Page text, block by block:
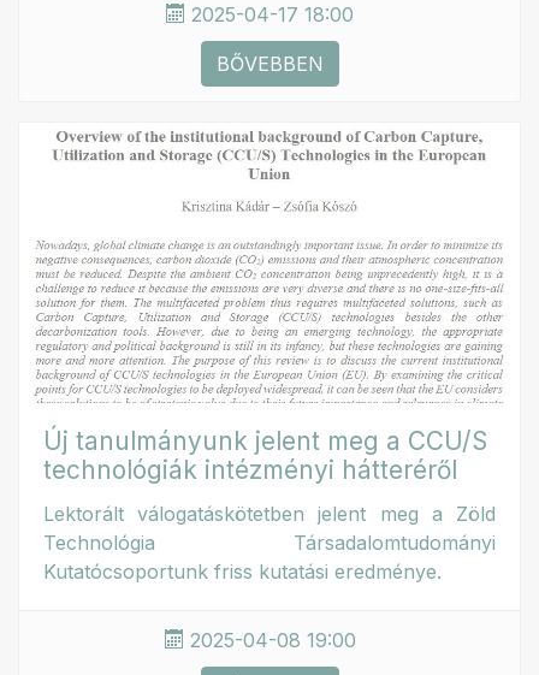
2025-04-17 18:00
BŐVEBBEN
Új tanulmányunk jelent meg a CCU/S
technológiák intézményi hátteréről
Lektorált válogatáskötetben jelent meg a Zöld
Technológia Társadalomtudományi
Kutatócsoportunk friss kutatási eredménye.
2025-04-08 19:00